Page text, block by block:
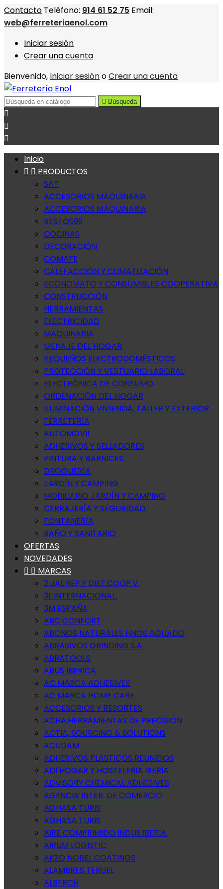
Contacto Teléfono: 914 61 52 75 Email:
web@ferreteriaenol.com
Iniciar sesión
Crear una cuenta
Bienvenido, Iniciar sesiónoCrear una cuenta
 Búsqueda



Inicio
  PRODUCTOS
SAT
ACCESORIOS MAQUINARIA
ACCESORIOS MAQUINARIA
RESTOS99
COCINAS
DECORACIÓN
COMAFE
CALEFACCIÓN Y CLIMATIZACIÓN
ECONOMATO Y CONSUMIBLES COOPERATIVA
CONSTRUCCIÓN
HERRAMIENTAS
ELECTRICIDAD
MAQUINARIA
MENAJE DEL HOGAR
PEQUEÑOS ELECTRODOMÉSTICOS
PROTECCIÓN Y VESTUARIO LABORAL
ELECTRÓNICA DE CONSUMO
ORDENACIÓN DEL HOGAR
ILUMINACIÓN VIVIENDA, TALLER Y EXTERIOR
FERRETERÍA
AUTOMÓVIL
ADHESIVOS Y SELLADORES
PINTURA Y BARNICES
DROGUERÍA
JARDÍN Y CAMPING
MOBILIARIO JARDÍN Y CAMPING
CERRAJERÍA Y SEGURIDAD
FONTANERÍA
BAÑO Y SANITARIO
OFERTAS
NOVEDADES
  MARCAS
2 JAL REP.Y DIST.COOP.V.
3L INTERNACIONAL.
3M ESPAÑA
ABC CONFORT
ABONOS NATURALES HNOS AGUADO
ABRASIVOS GRINDING S.A
ABRATOOLS
ABUS IBERICA
AC MARCA ADHESIVES
AC MARCA HOME CARE,
ACCESORIOS Y RESORTES
ACHA,HERRAMIENTAS DE PRECISION
ACTIA, SOURCING & SOLUTIONS
ACUDAM
ADHESIVOS PLASTICOS REUNIDOS
ADI HOGAR Y HOSTELERIA IBERIA
ADVISORY CHEMICAL ADHESIVES
AGENCIA INTER. DE COMERCIO
AGHASA TURIS
AGHASA TURIS
AIRE COMPRIMIDO INDUS.IBERIA.
AIRUM LOGISTIC
AKZO NOBEL COATINGS
ALAMBRES TERUEL
ALBERCH